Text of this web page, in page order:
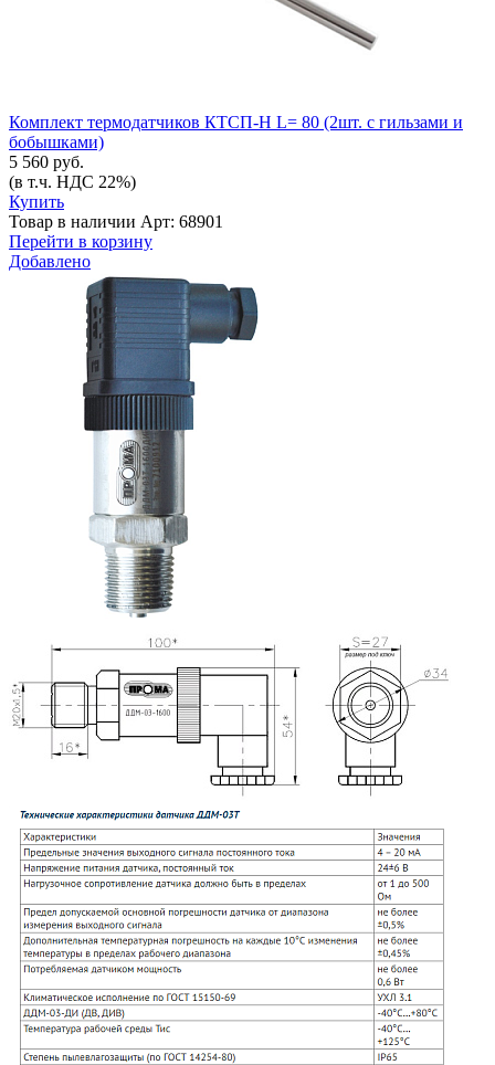
Комплект термодатчиков КТСП-Н L= 80 (2шт. с гильзами и
бобышками)
5 560 руб.
(в т.ч. НДС 22%)
Купить
Товар в наличии Арт: 68901
Перейти в корзину
Добавлено